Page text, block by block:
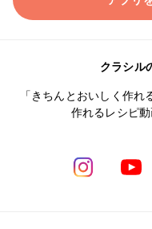
クラシル
「きちんとおいしく作
作れるレシピ